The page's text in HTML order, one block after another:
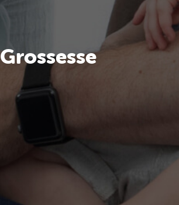
Grossesse